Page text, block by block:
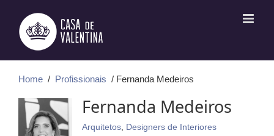
conteúdo
Home / Profissionais / Fernanda Medeiros
Fernanda Medeiros
Arquitetos
Designers de Interiores